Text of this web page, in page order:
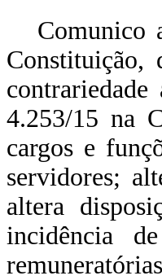
Comunico
Constituição,
4.253/15 na
cargos e
servidores;
altera
incidência